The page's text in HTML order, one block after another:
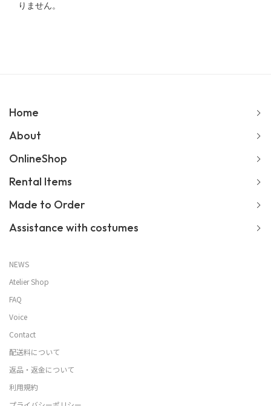
りません。
Home
About
OnlineShop
Rental Items
Made to Order
Assistance with costumes
NEWS
Atelier Shop
FAQ
Voice
Contact
配送料について
返品・返金について
利用規約